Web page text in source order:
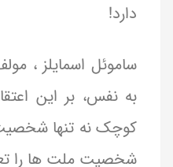
دارد!
ساموئل اسمایلز ،
به نفس، بر این
کوچک نه تنها شخصیت
شخصیت ملت ها را